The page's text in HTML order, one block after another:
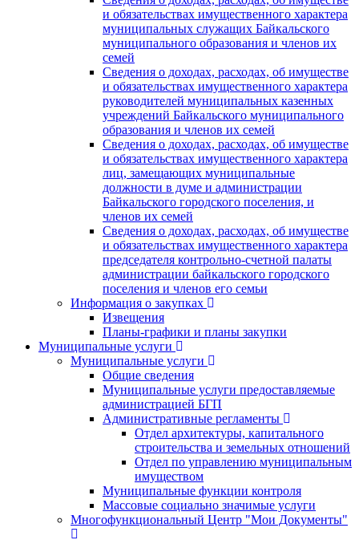
и обязательствах имущественного характера
муниципальных служащих Байкальского
муниципального образования и членов их
семей
Сведения о доходах, расходах, об имуществе
и обязательствах имущественного характера
руководителей муниципальных казенных
учреждений Байкальского муниципального
образования и членов их семей
Сведения о доходах, расходах, об имуществе
и обязательствах имущественного характера
лиц, замещающих муниципальные
должности в думе и администрации
Байкальского городского поселения, и
членов их семей
Сведения о доходах, расходах, об имуществе
и обязательствах имущественного характера
председателя контрольно-счетной палаты
администрации байкальского городского
поселения и членов его семьи
Информация о закупках
Извещения
Планы-графики и планы закупки
Муниципальные услуги
Муниципальные услуги
Общие сведения
Муниципальные услуги предоставляемые
администрацией БГП
Административные регламенты
Отдел архитектуры, капитального
строительства и земельных отношений
Отдел по управлению муниципальным
имуществом
Муниципальные функции контроля
Массовые социально значимые услуги
Многофункциональный Центр "Мои Документы"